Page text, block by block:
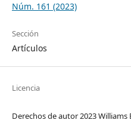
Núm. 161 (2023)
Sección
Artículos
Licencia
Derechos de autor 2023